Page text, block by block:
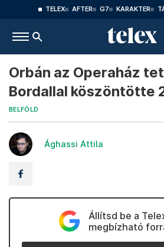
TELEX AFTER G7 KARAKTER
Orbán az Operaház
Bordallal köszöntötte
BELFÖLD
Ághassi Attila
Állítsd be a
megbízható